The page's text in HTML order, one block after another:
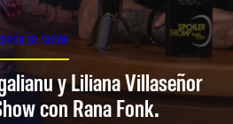
SPOILER SHOW
y Liliana Villaseñor
con Rana Fonk.